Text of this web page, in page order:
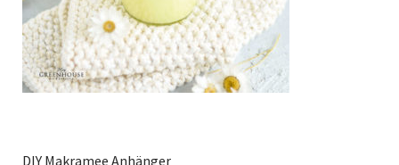
DIY Makramee Anhänger